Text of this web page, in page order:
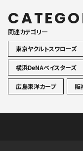
関連カテゴリ一
東京ヤクルトスワローズ
横浜DeNAベイスターズ
広島東洋カープ 阪